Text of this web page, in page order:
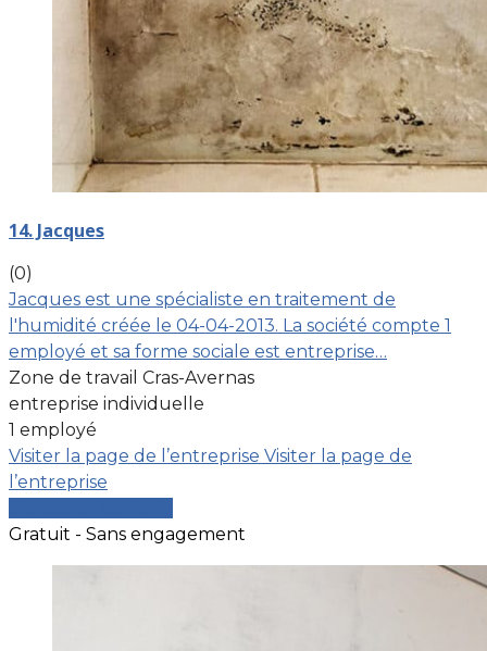
14. Jacques
(0)
Jacques est une spécialiste en traitement de
l'humidité créée le 04-04-2013. La société compte 1
employé et sa forme sociale est entreprise…
Zone de travail Cras-Avernas
entreprise individuelle
1 employé
Visiter la page de l’entreprise Visiter la page de
l’entreprise
Gratuit - Sans engagement